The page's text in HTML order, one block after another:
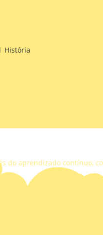
História
do aprendizado contínuo,